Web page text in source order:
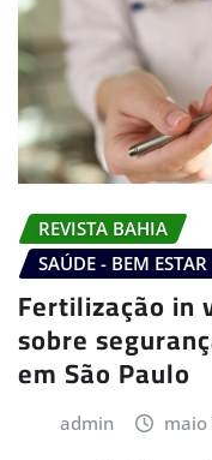
REVISTA BAHIA
SAÚDE - BEM
Fertilização in
sobre
em São Paulo
admin maio